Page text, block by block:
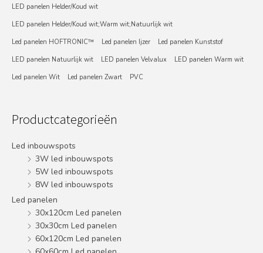
LED panelen Helder/Koud wit
LED panelen Helder/Koud wit;Warm wit;Natuurlijk wit
Led panelen HOFTRONIC™
Led panelen Ijzer
Led panelen Kunststof
LED panelen Natuurlijk wit
LED panelen Velvalux
LED panelen Warm wit
Led panelen Wit
Led panelen Zwart PVC
Productcategorieën
Led inbouwspots
3W led inbouwspots
5W led inbouwspots
8W led inbouwspots
Led panelen
30x120cm Led panelen
30x30cm Led panelen
60x120cm Led panelen